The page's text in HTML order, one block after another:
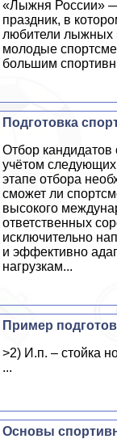
«Лыжня России»
праздник, в
любители лыжных
молодые
большим
Подготовка
Отбор кандидатов
учётом
этапе отбора
сможет ли
высокого
ответственных
исключительно
и эффективно
нагрузкам...
Пример
>2) И.п. – стойка
...
Основы